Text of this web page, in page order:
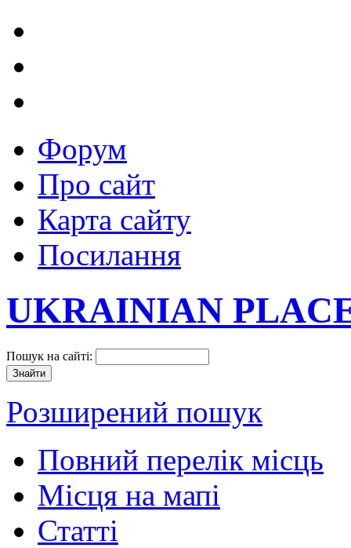
Форум
Про сайт
Карта сайту
Посилання
UKRAINIAN
Пошук на сайті:
Розширений пошук
Повний перелік місць
Місця на мапі
Статті